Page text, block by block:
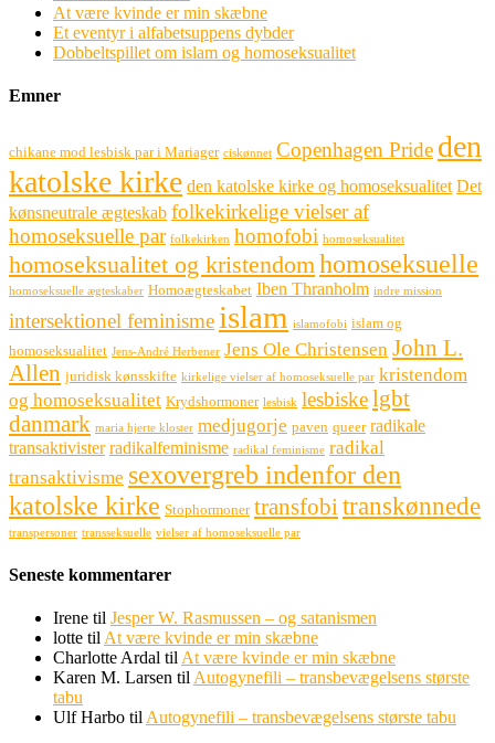
At være kvinde er min skæbne
Et eventyr i alfabetsuppens dybder
Dobbeltspillet om islam og homoseksualitet
Emner
chikane mod lesbisk par i Mariager ciskønnet Copenhagen Pride den
katolske kirke den katolske kirke og homoseksualitet Det
kønsneutrale ægteskab folkekirkelige vielser af
homoseksuelle par folkekirken homofobi homoseksualitet
homoseksualitet og kristendomhomoseksuelle
homoseksuelle ægteskaber Homoægteskabet Iben Thranholm indre mission
intersektionel feminisme islam islamofobi islam og
homoseksualitet Jens-André Herbener Jens Ole Christensen John L.
Allen juridisk kønsskifte kirkelige vielser af homoseksuelle par kristendom
og homoseksualitet Krydshormoner lesbisk lesbiskelgbt
danmark maria hjerte kloster medjugorje paven queer radikale
transaktivister radikalfeminisme radikal feminisme radikal
transaktivisme sexovergreb indenfor den
katolske kirke Stophormoner transfobi transkønnede
transpersoner transseksuelle vielser af homoseksuelle par
Seneste kommentarer
Irene til Jesper W. Rasmussen – og satanismen
lotte til At være kvinde er min skæbne
Charlotte Ardal til At være kvinde er min skæbne
Karen M. Larsen til Autogynefili – transbevægelsens største
tabu
Ulf Harbo til Autogynefili – transbevægelsens største tabu